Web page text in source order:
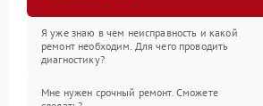
Я уже знаю в чем неисправность и какой
ремонт необходим. Для чего проводить
диагностику?
Мне нужен срочный ремонт. Сможете